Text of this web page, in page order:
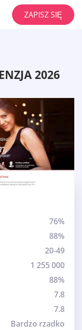
ZAPISZ SIĘ
2026
76%
88%
20-49
1 255 000
88%
7.8
7.8
Bardzo rzadko